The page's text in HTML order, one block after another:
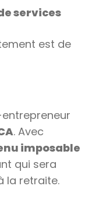
services
est de
. Avec
imposable
qui sera
la retraite.